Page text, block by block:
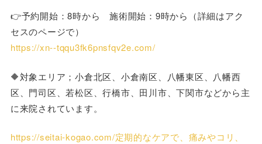
👉予約開始：8時から 施術開始：9時から（詳細はアク
セスのページで）
https://xn--tqqu3fk6pnsfqv2e.com/
🔶対象エリア；小倉北区、小倉南区、八幡東区、八幡西
区、門司区、若松区、行橋市、田川市、下関市などから主
に来院されています。
https://seitai-kogao.com/定期的なケアで、痛みやコリ、